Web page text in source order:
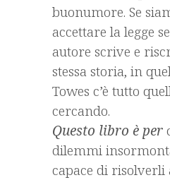
buonumore. Se
accettare la legge
autore scrive e
stessa storia, in
Towes c’è tutto
cercando.
Questo libro è per
dilemmi
capace di risolverli